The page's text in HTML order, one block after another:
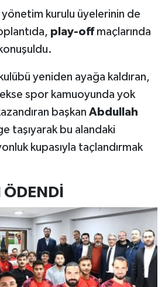
kurulu üyelerinin de
play-offmaçlarında
yeniden ayağa kaldıran,
spor kamuoyunda yok
başkan Abdullah
taşıyarak bu alandaki
kupasıyla taçlandırmak